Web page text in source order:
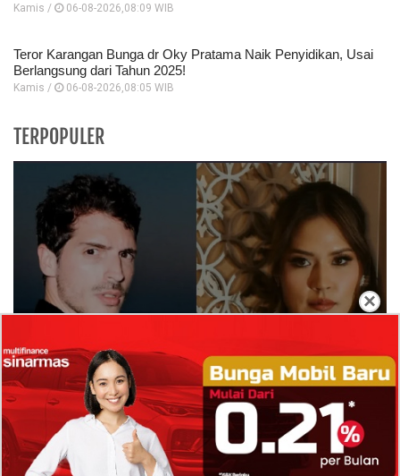
×
Kamis / 06-08-2026,08:09 WIB
Teror Karangan Bunga dr Oky Pratama Naik Penyidikan, Usai
Berlangsung dari Tahun 2025!
Kamis / 06-08-2026,08:05 WIB
TERPOPULER
Isi Komentar Raisa Andriana di TikTok Mathis
Molinie Terkuak, Diduga jadi Isyarat Go
Publik?
Profil Biodata Mathis Molinié, Chef Prancis Pacar
Baru Raisa Andriana yang Kini Resmi Go Publik?